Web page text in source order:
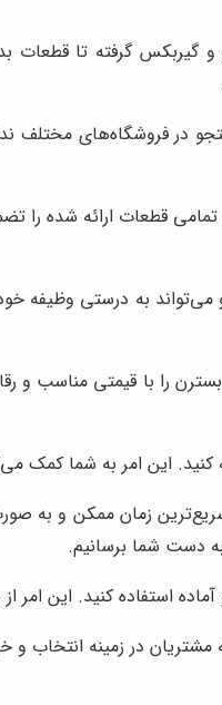
گیربکس گرفته تا قطعات
در فروشگاه‌های
قطعات ارائه شده را
به درستی وظیفه خود
را با قیمتی مناسب و
این امر به شما کمک
زمان ممکن و به
دست شما برسانیم.
استفاده کنید. این امر
مشتریان در زمینه انتخاب